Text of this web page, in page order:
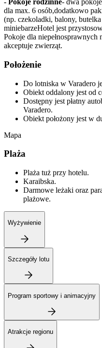
- Pokoje rodzinne- dwa
dla max. 6 osób,dodatkowo
(np. czekoladki, balony,
miniebarzeHotel jest
Pokoje dla
akceptuje zwierząt.
Położenie
Do lotniska w Varadero
Obiekt oddalony jest od
Dostępny jest płatny
Varadero.
Obiekt położony jest w
Mapa
Plaża
Plaża tuż przy hotelu.
Karaibska.
Darmowe leżaki oraz
plażowe.
Wyżywienie
Szczegóły lotu
Program sportowy i animacyjny
Atrakcje regionu